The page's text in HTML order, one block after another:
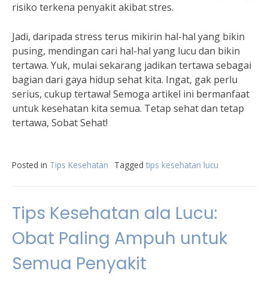
risiko terkena penyakit akibat stres.
Jadi, daripada stress terus mikirin hal-hal yang bikin
pusing, mendingan cari hal-hal yang lucu dan bikin
tertawa. Yuk, mulai sekarang jadikan tertawa sebagai
bagian dari gaya hidup sehat kita. Ingat, gak perlu
serius, cukup tertawa! Semoga artikel ini bermanfaat
untuk kesehatan kita semua. Tetap sehat dan tetap
tertawa, Sobat Sehat!
Posted in Tips Kesehatan Tagged tips kesehatan lucu
Tips Kesehatan ala Lucu:
Obat Paling Ampuh untuk
Semua Penyakit